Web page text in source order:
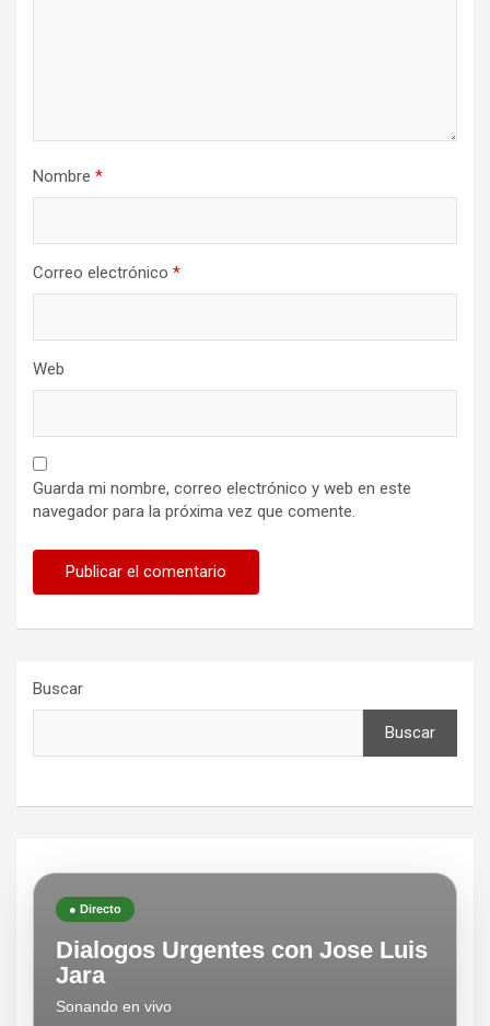
Nombre *
Correo electrónico *
Web
Guarda mi nombre, correo electrónico y web en este
navegador para la próxima vez que comente.
Buscar
Buscar
● Directo
Dialogos Urgentes con Jose Luis
Jara
Sonando en vivo